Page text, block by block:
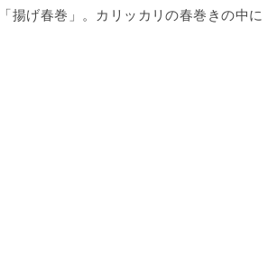
揚げ春巻」。カリッカリの春巻きの中に